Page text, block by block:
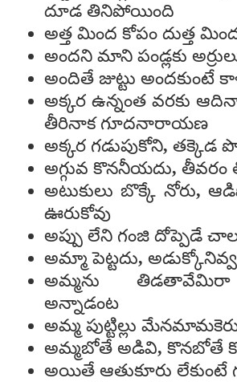
దూడ తినిపోయింది
అత్త మింద కోపం దుత్త
అందని మాని పండ్లకు
అందితే జుట్టు అందకుంటే
అక్కర ఉన్నంత వరకు
తీరినాక గూదనారాయణ
అక్కర గడుపుకోని, తక్కెడ
అగ్గువ కొననీయదు,
అటుకులు బొక్కే నోరు,
ఊరుకోవు
అప్పు లేని గంజి దోప్పెడే
అమ్మా పెట్టదు,
అమ్మను
అన్నాడంట
అమ్మ పుట్టిల్లు
అమ్మబోతే అడివి, కొనబోతే
అయితే ఆతుకూరు లేకుంటే